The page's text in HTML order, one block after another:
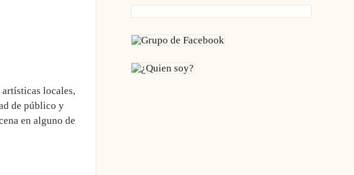
artísticas locales,
de público y
en alguno de